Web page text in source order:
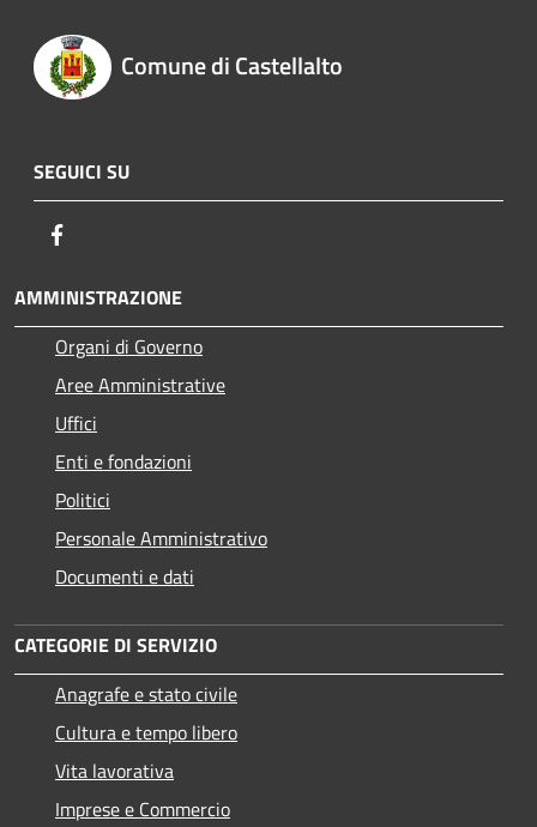
Comune di Castellalto
SEGUICI SU
AMMINISTRAZIONE
Organi di Governo
Aree Amministrative
Uffici
Enti e fondazioni
Politici
Personale Amministrativo
Documenti e dati
CATEGORIE DI SERVIZIO
Anagrafe e stato civile
Cultura e tempo libero
Vita lavorativa
Imprese e Commercio